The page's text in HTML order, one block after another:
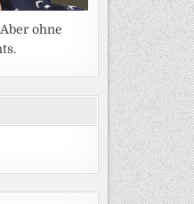
ohne